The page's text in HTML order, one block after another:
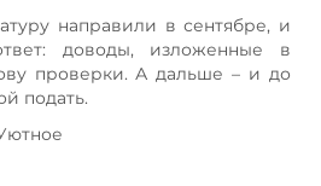
направили в сентябре, и
доводы, изложенные в
проверки. А дальше – и до
подать.